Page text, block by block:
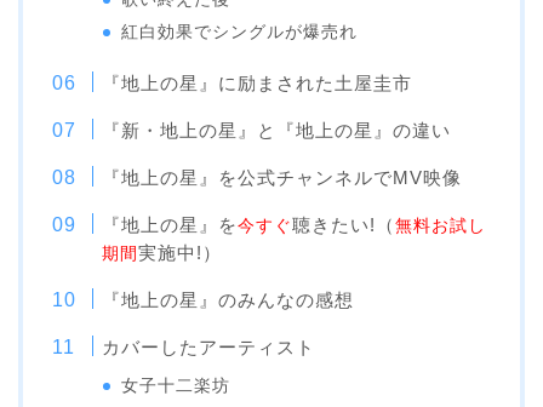
紅白効果でシングルが爆売れ
『地上の星』に励まされた土屋圭市
『新・地上の星』と『地上の星』の違い
『地上の星』を公式チャンネルでМV映像
『地上の星』を今すぐ聴きたい!（無料お試し
期間実施中!）
『地上の星』のみんなの感想
カバーしたアーティスト
女子十二楽坊